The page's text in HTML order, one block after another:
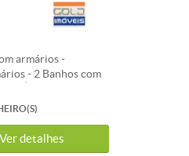
armários -
- 2 Banhos com
esportes -
- Churrasqueira -
Closet - Esquadrias
- Jardins - 1
Ver detalhes